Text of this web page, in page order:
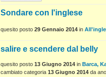
Sondare con l'inglese
quesito posto 29 Gennaio 2014 in
salire e scendere dal belly
quesito posto 13 Giugno 2014 in Barca,
cambiato categoria 13 Giugno 2014 da